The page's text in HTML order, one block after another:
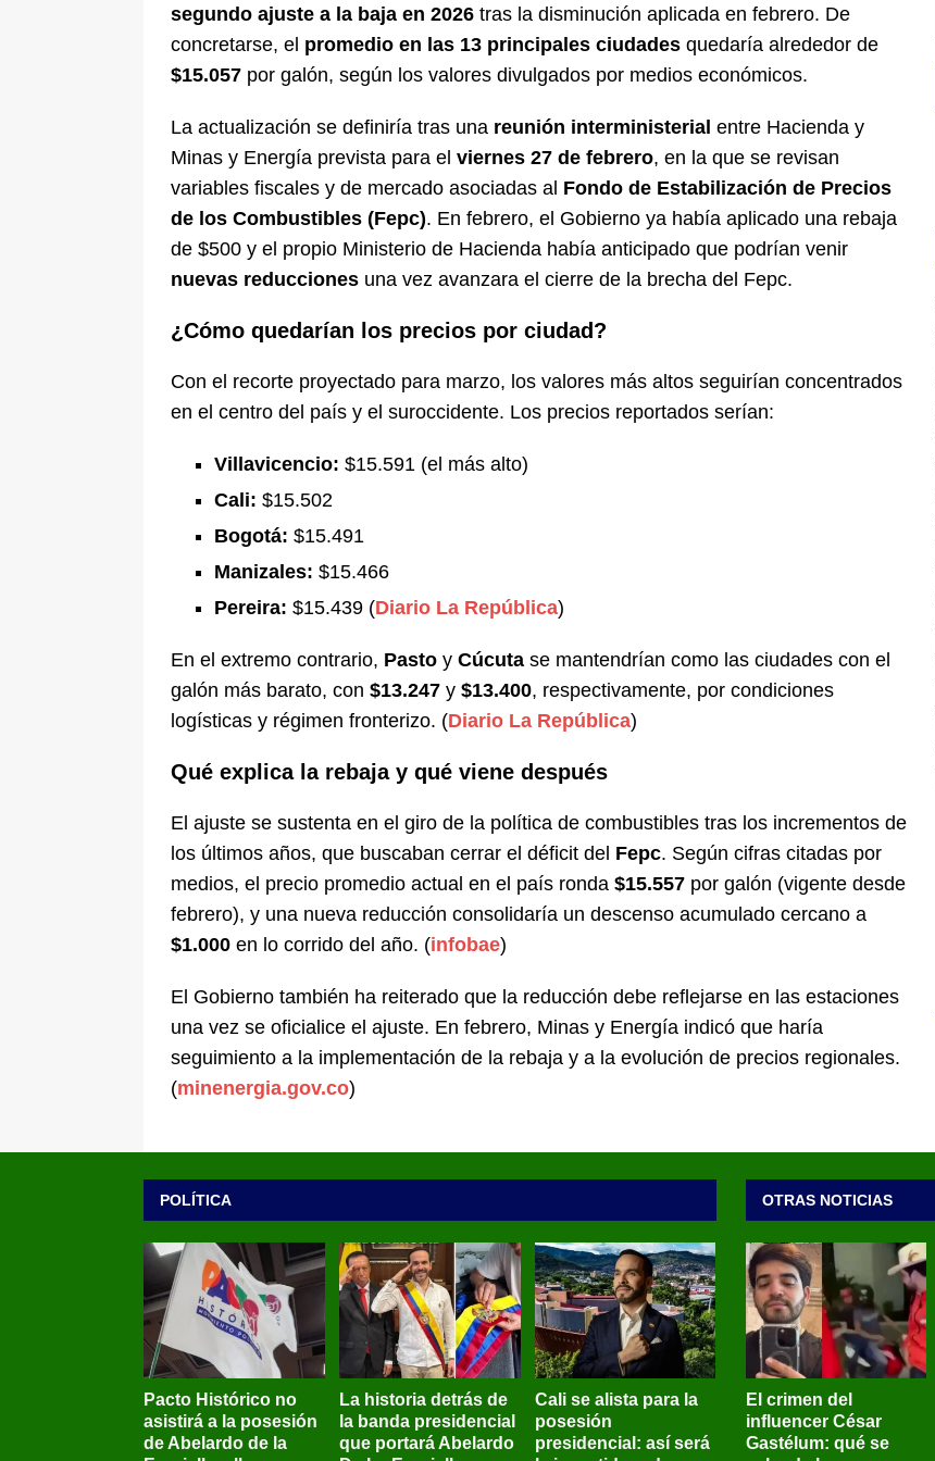
De La Espriella en la Arena USC LO ÚLTIMO
[ 6 de agosto de 2026 ] Tribunal niega medida cautelar sobre la posesión de Abelardo de la Espriella
segundo ajuste a la baja en 2026 tras la disminución aplicada en febrero. De
concretarse, el promedio en las 13 principales ciudades quedaría alrededor de
$15.057 por galón, según los valores divulgados por medios económicos.
La actualización se definiría tras una reunión interministerial entre Hacienda y
Minas y Energía prevista para el viernes 27 de febrero, en la que se revisan
variables fiscales y de mercado asociadas al Fondo de Estabilización de Precios
de los Combustibles (Fepc). En febrero, el Gobierno ya había aplicado una rebaja
de $500 y el propio Ministerio de Hacienda había anticipado que podrían venir
nuevas reducciones una vez avanzara el cierre de la brecha del Fepc.
¿Cómo quedarían los precios por ciudad?
Con el recorte proyectado para marzo, los valores más altos seguirían concentrados
en el centro del país y el suroccidente. Los precios reportados serían:
Villavicencio: $15.591 (el más alto)
Cali: $15.502
Bogotá: $15.491
Manizales: $15.466
Pereira: $15.439 (Diario La República)
En el extremo contrario, Pasto y Cúcuta se mantendrían como las ciudades con el
galón más barato, con $13.247 y $13.400, respectivamente, por condiciones
logísticas y régimen fronterizo. (Diario La República)
Qué explica la rebaja y qué viene después
El ajuste se sustenta en el giro de la política de combustibles tras los incrementos de
los últimos años, que buscaban cerrar el déficit del Fepc. Según cifras citadas por
medios, el precio promedio actual en el país ronda $15.557 por galón (vigente desde
febrero), y una nueva reducción consolidaría un descenso acumulado cercano a
$1.000 en lo corrido del año. (infobae)
El Gobierno también ha reiterado que la reducción debe reflejarse en las estaciones
una vez se oficialice el ajuste. En febrero, Minas y Energía indicó que haría
seguimiento a la implementación de la rebaja y a la evolución de precios regionales.
(minenergia.gov.co)
POLÍTICA
Pacto Histórico no
asistirá a la posesión
de Abelardo de la
La historia detrás de
la banda presidencial
que portará Abelardo
Cali se alista para la
posesión
presidencial: así será
OTRAS NOTICIAS
El crimen del
influencer César
Gastélum: qué se